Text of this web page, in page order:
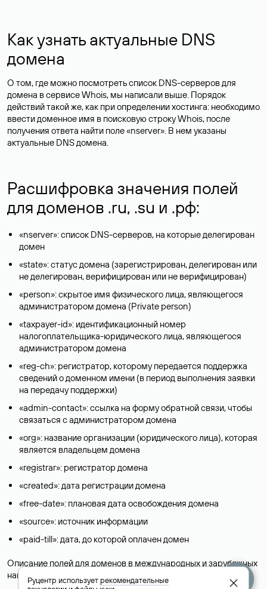
Как узнать актуальные DNS
домена
О том, где можно посмотреть список DNS-серверов для
домена в сервисе Whois, мы написали выше. Порядок
действий такой же, как при определении хостинга: необходимо
ввести доменное имя в поисковую строку Whois, после
получения ответа найти поле «nserver». В нем указаны
актуальные DNS домена.
Расшифровка значения полей
для доменов .ru, .su и .рф:
«nserver»: список DNS-серверов, на которые делегирован
домен
«state»: статус домена (зарегистрирован, делегирован или
не делегирован, верифицирован или не верифицирован)
«person»: скрытое имя физического лица, являющегося
администратором домена (Privatе person)
«taxpayer-id»: идентификационный номер
налогоплательщика-юридического лица, являющегося
администратором домена
«reg-ch»: регистратор, которому передается поддержка
сведений о доменном имени (в период выполнения заявки
на передачу поддержки)
«admin-contact»: ссылка на форму обратной связи, чтобы
связаться с администратором домена
«org»: название организации (юридического лица), которая
является владельцем домена
«registrar»: регистратор домена
«created»: дата регистрации домена
«free-date»: плановая дата освобождения домена
«source»: источник информации
«paid-till»: дата, до которой оплачен домен
Описание полей для доменов в международных и зарубежных
национальных доменах представлены в разделе «
».
Руцентр используетрекомендательные